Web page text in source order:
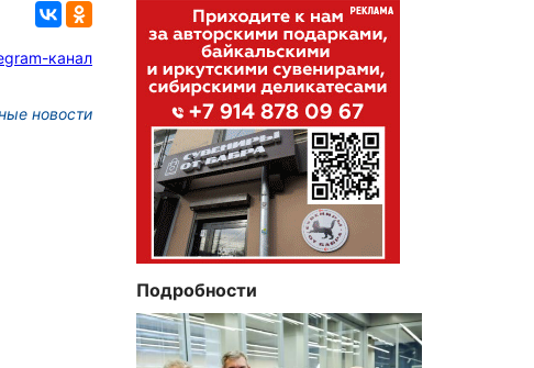
канал
новости
Подробности